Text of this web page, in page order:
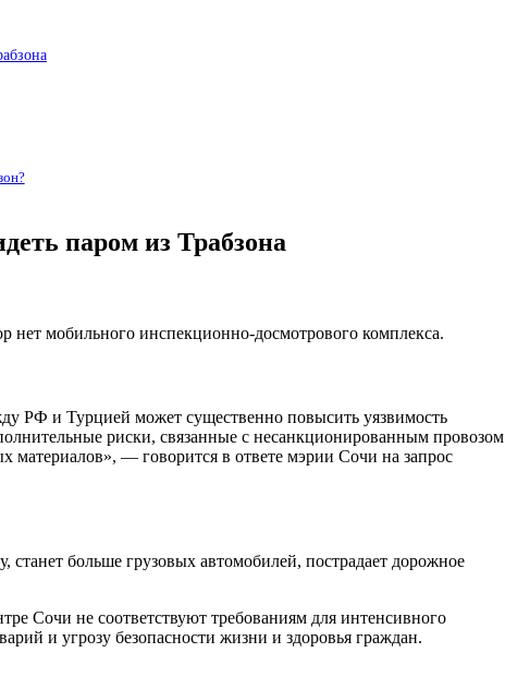
паром из Трабзона
мобильного инспекционно-досмотрового комплекса.
РФ и Турцией может существенно повысить уязвимость
риски, связанные с несанкционированным провозом
— говорится в ответе мэрии Сочи на запрос
больше грузовых автомобилей, пострадает дорожное
Сочи не соответствуют требованиям для интенсивного
и угрозу безопасности жизни и здоровья граждан.